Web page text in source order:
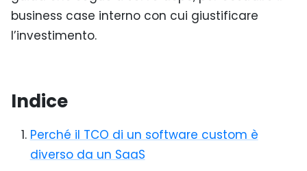
business case interno con cui giustificare
l’investimento.
Indice
Perché il TCO di un software custom è
diverso da un SaaS